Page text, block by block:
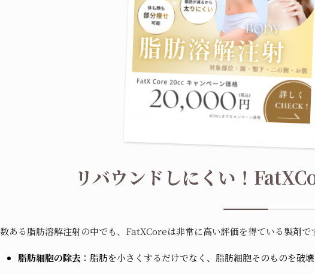
リバウンドしにくい！
数ある脂肪溶解注射の中でも、FatXCoreは非常に高い評価を得ている製剤で
脂肪細胞の除去 ：脂肪を小さくするだけでなく、脂肪細胞そのものを破壊